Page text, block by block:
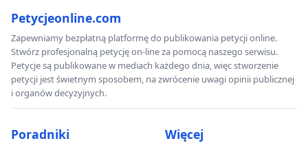
Petycjeonline.com
Zapewniamy bezpłatną platformę do publikowania petycji online.
Stwórz profesjonalną petycję on-line za pomocą naszego serwisu.
Petycje są publikowane w mediach każdego dnia, więc stworzenie
petycji jest świetnym sposobem, na zwrócenie uwagi opinii publicznej
i organów decyzyjnych.
Poradniki Więcej